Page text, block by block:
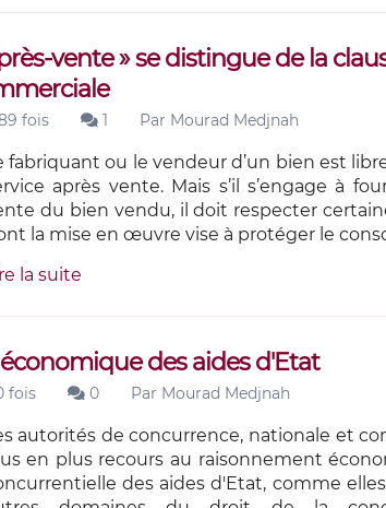
vente » se distingue de la
fois 1 Par Mourad Medjnah
fabriquant ou le vendeur d’un bien est
après vente. Mais s’il s’engage à
du bien vendu, il doit respecter
la mise en œuvre vise à protéger le
la suite
des aides d'Etat
fois 0 Par Mourad Medjnah
autorités de concurrence, nationale et
en plus recours au raisonnement
des aides d'Etat, comme